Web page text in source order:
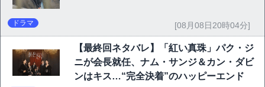
ドラマ [08月08日20時04分]
【最終回ネタバレ】「紅い真珠」パク・ジ
ニが会長就任、ナム・サンジ＆カン・ダビ
ンはキス…“完全決着”のハッピーエンド